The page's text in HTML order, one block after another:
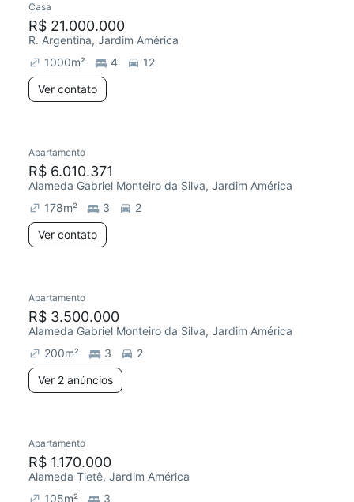
Casa
R$ 21.000.000
R. Argentina, Jardim América
1000m² 4
12
Ver contato
Apartamento
R$ 6.010.371
Alameda Gabriel Monteiro da Silva, Jardim América
178m² 3
2
Ver contato
Apartamento
R$ 3.500.000
Alameda Gabriel Monteiro da Silva, Jardim América
200m² 3
2
Ver 2 anúncios
Apartamento
R$ 1.170.000
Alameda Tietê, Jardim América
105m² 3